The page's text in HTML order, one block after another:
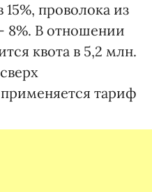
проволока из
8%. В отношении
квота в 5,2 млн.
тариф